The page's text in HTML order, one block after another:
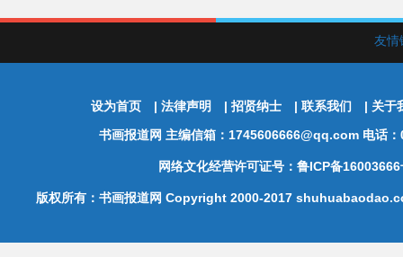
友
设为首页 | 法律声明 | 招贤纳士 | 联系我们 | 关于
书画报道网 主编信箱：1745606666@qq.com 电话
网络文化经营许可证号：鲁ICP备
版权所有：书画报道网 Copyright 2000-2017